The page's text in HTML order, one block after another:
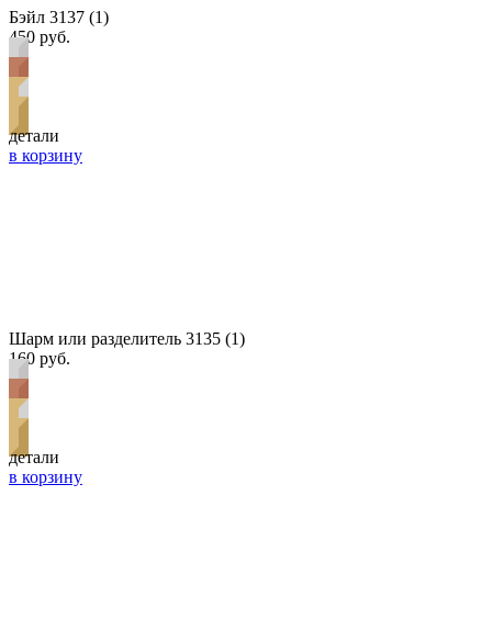
Бэйл 3137 (1)
450 руб.
детали
в корзину
Шарм или разделитель 3135 (1)
160 руб.
детали
в корзину